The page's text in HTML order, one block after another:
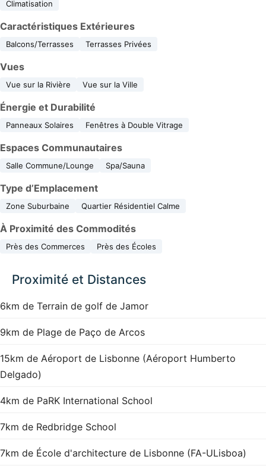
Climatisation
Caractéristiques Extérieures
Balcons/Terrasses Terrasses Privées
Vues
Vue sur la Rivière Vue sur la Ville
Énergie et Durabilité
Panneaux Solaires Fenêtres à Double Vitrage
Espaces Communautaires
Salle Commune/Lounge Spa/Sauna
Type d’Emplacement
Zone Suburbaine Quartier Résidentiel Calme
À Proximité des Commodités
Près des Commerces Près des Écoles
Proximité et Distances
6km de Terrain de golf de Jamor
9km de Plage de Paço de Arcos
15km de Aéroport de Lisbonne (Aéroport Humberto
Delgado)
4km de PaRK International School
7km de Redbridge School
7km de École d'architecture de Lisbonne (FA-ULisboa)